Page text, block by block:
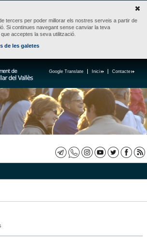
tercers per poder millorar els nostres serveis a partir de
Si continues navegant sense canviar la teva
acceptes la seva utilització.
de les galetes
Contacte
Inici
Google Translate